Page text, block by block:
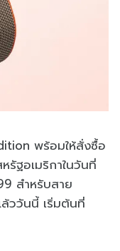
พร้อมให้สั่งซื้อ
รัฐอเมริกาในวันที่
สำหรับสาย
ววันนี้ เริ่มต้นที่